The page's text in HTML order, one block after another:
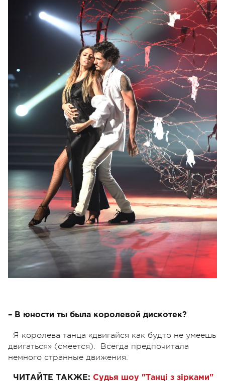
– В юности ты была королевой дискотек?
Я королева танца «двигайся как будто не умеешь
двигаться» (смеется). Всегда предпочитала
немного странные движения.
ЧИТАЙТЕ ТАКЖЕ: Судья шоу "Танці з зірками"